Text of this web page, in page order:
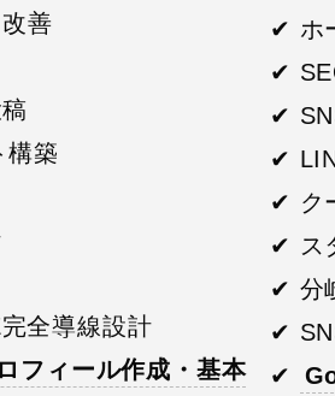
善
築
全導線設計
フィール作成・基本
✔ ホ
✔
✔
✔
✔ ク
✔ ス
✔ 分
✔
✔